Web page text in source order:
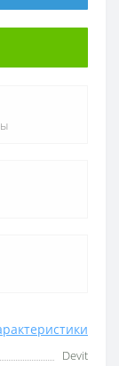
Devit